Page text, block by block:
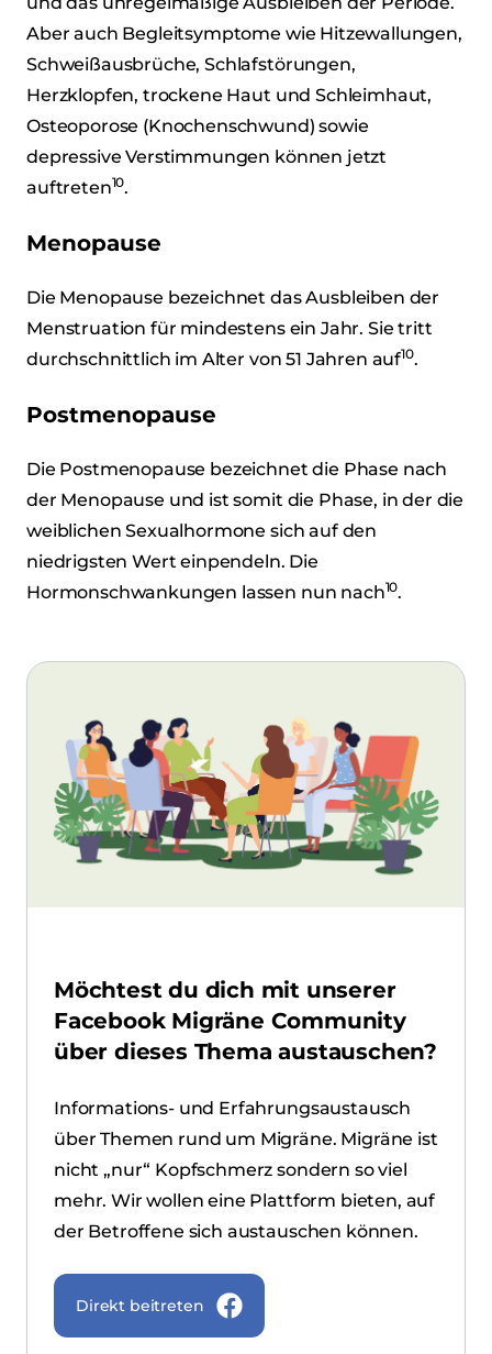
Aber auch Begleitsymptome wie Hitzewallungen,
Schweißausbrüche, Schlafstörungen,
Herzklopfen, trockene Haut und Schleimhaut,
Osteoporose (Knochenschwund) sowie
depressive Verstimmungen können jetzt
auftreten10.
Menopause
Die Menopause bezeichnet das Ausbleiben der
Menstruation für mindestens ein Jahr. Sie tritt
durchschnittlich im Alter von 51 Jahren auf10.
Postmenopause
Die Postmenopause bezeichnet die Phase nach
der Menopause und ist somit die Phase, in der die
weiblichen Sexualhormone sich auf den
niedrigsten Wert einpendeln. Die
Hormonschwankungen lassen nun nach10.
Möchtest du dich mit unserer
Facebook Migräne Community
über dieses Thema austauschen?
Informations- und Erfahrungsaustausch
über Themen rund um Migräne. Migräne ist
nicht „nur“ Kopfschmerz sondern so viel
mehr. Wir wollen eine Plattform bieten, auf
der Betroffene sich austauschen können.
Direkt beitreten